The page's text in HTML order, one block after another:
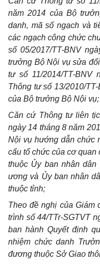
năm 2014 của Bộ
danh, mã số ngạch và
các ngạch công chức
số 05/2017/TT-BNV
trưởng Bộ Nội vụ sửa
tư số 11/2014/TT-BNV
Thông tư số 13/2010/
của Bộ trưởng Bộ Nội vụ;
Căn cứ Thông tư liên
ngày 14 tháng 8 năm
Nội vụ hướng dẫn chức
cấu tổ chức của cơ quan
thuộc Ủy ban nhân dân
ương và Ủy ban nhân
thuộc tỉnh;
Theo đề nghị của Giám
trình số 44/TTr-SGTVT
ban hành Quyết định
nhiệm chức danh
đương thuộc Sở Giao